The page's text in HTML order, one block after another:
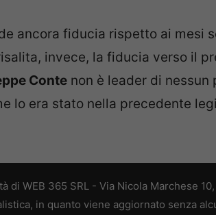
ancora fiducia rispetto ai mesi
invece, la fiducia verso il
Conte non è leader di nessun
lo era stato nella precedente
di WEB 365 SRL - Via Nicola Marchese
in quanto viene aggiornato senza